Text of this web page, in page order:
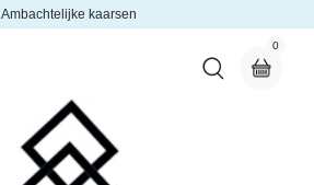
Ambachtelijke kaarsen
0